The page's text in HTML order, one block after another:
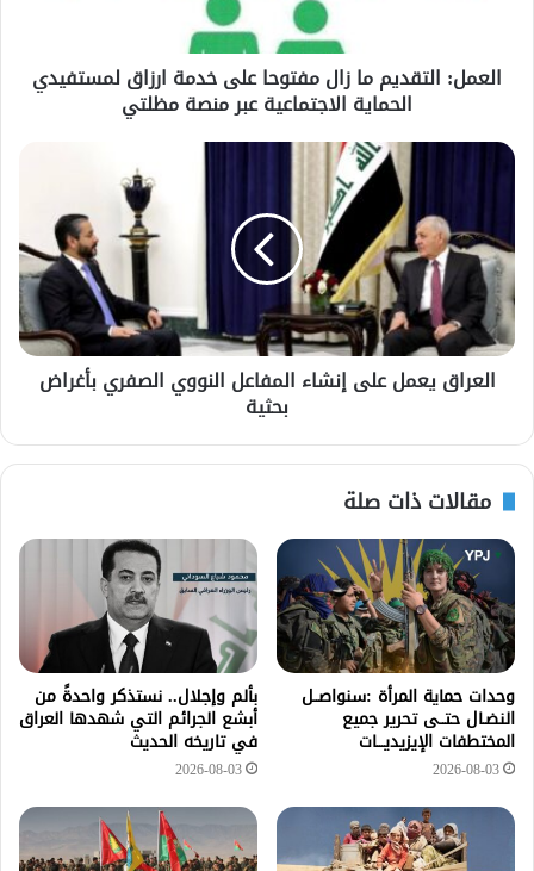
العمل: التقديم ما زال مفتوحا على خدمة ارزاق لمستفيدي
الحماية الاجتماعية عبر منصة مظلتي
العراق يعمل على إنشاء المفاعل النووي الصفري بأغراض
بحثية
مقالات ذات صلة
وحدات حماية المرأة :سنواصــل
النضـال حتــى تحرير جميع
المختطفات الإيزيديـــات
2026-08-03
بألم وإجلال.. نستذكر واحدةً من
أبشع الجرائم التي شهدها العراق
في تاريخه الحديث
2026-08-03